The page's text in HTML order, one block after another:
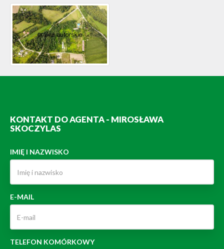
KONTAKT DO AGENTA - MIROSŁAWA
SKOCZYLAS
IMIĘ I NAZWISKO
E-MAIL
TELEFON KOMÓRKOWY